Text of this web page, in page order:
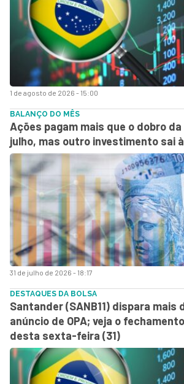
1 de agosto de 2026 - 15:00
31 de julho de 2026 - 18:17
BALANÇO DO MÊS
Ações pagam mais que o dobro
julho, mas outro investimento sai
DESTAQUES DA BOLSA
Santander (SANB11) dispara mais
anúncio de OPA; veja o
desta sexta-feira (31)